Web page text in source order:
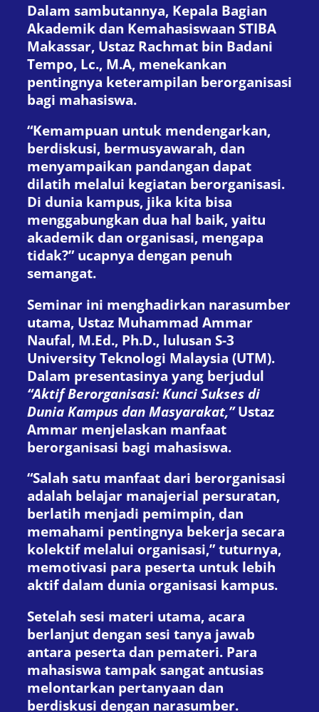
Dalam sambutannya, Kepala Bagian
Akademik dan Kemahasiswaan STIBA
Makassar, Ustaz Rachmat bin Badani
Tempo, Lc., M.A, menekankan
pentingnya keterampilan berorganisasi
bagi mahasiswa.
“Kemampuan untuk mendengarkan,
berdiskusi, bermusyawarah, dan
menyampaikan pandangan dapat
dilatih melalui kegiatan berorganisasi.
Di dunia kampus, jika kita bisa
menggabungkan dua hal baik, yaitu
akademik dan organisasi, mengapa
tidak?” ucapnya dengan penuh
semangat.
Seminar ini menghadirkan narasumber
utama, Ustaz Muhammad Ammar
Naufal, M.Ed., Ph.D., lulusan S-3
University Teknologi Malaysia (UTM).
Dalam presentasinya yang berjudul
“Aktif Berorganisasi: Kunci Sukses di
Dunia Kampus dan Masyarakat,”Ustaz
Ammar menjelaskan manfaat
berorganisasi bagi mahasiswa.
“Salah satu manfaat dari berorganisasi
adalah belajar manajerial persuratan,
berlatih menjadi pemimpin, dan
memahami pentingnya bekerja secara
kolektif melalui organisasi,” tuturnya,
memotivasi para peserta untuk lebih
aktif dalam dunia organisasi kampus.
Setelah sesi materi utama, acara
berlanjut dengan sesi tanya jawab
antara peserta dan pemateri. Para
mahasiswa tampak sangat antusias
melontarkan pertanyaan dan
berdiskusi dengan narasumber.